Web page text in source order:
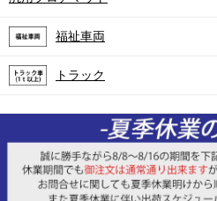
福祉車両
トラック